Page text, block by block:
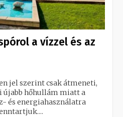
a vízzel és az
jel szerint csak átmeneti,
újabb hőhullám miatt a
és energiahasználatra